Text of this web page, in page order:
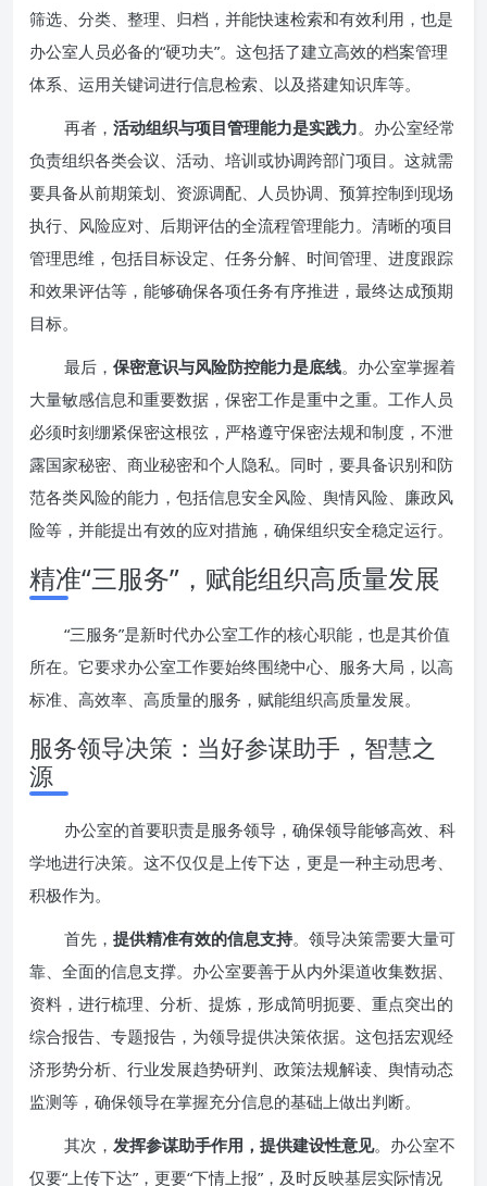
筛选、分类、整理、归档，并能快速检索和有效利用，也是
办公室人员必备的“硬功夫”。这包括了建立高效的档案管理
体系、运用关键词进行信息检索、以及搭建知识库等。
再者， 活动组织与项目管理能力是实践力。办公室经常
负责组织各类会议、活动、培训或协调跨部门项目。这就需
要具备从前期策划、资源调配、人员协调、预算控制到现场
执行、风险应对、后期评估的全流程管理能力。清晰的项目
管理思维，包括目标设定、任务分解、时间管理、进度跟踪
和效果评估等，能够确保各项任务有序推进，最终达成预期
目标。
最后， 保密意识与风险防控能力是底线。办公室掌握着
大量敏感信息和重要数据，保密工作是重中之重。工作人员
必须时刻绷紧保密这根弦，严格遵守保密法规和制度，不泄
露国家秘密、商业秘密和个人隐私。同时，要具备识别和防
范各类风险的能力，包括信息安全风险、舆情风险、廉政风
险等，并能提出有效的应对措施，确保组织安全稳定运行。
精准“三服务”，赋能组织高质量发展
“三服务”是新时代办公室工作的核心职能，也是其价值
所在。它要求办公室工作要始终围绕中心、服务大局，以高
标准、高效率、高质量的服务，赋能组织高质量发展。
服务领导决策：当好参谋助手，智慧之
源
办公室的首要职责是服务领导，确保领导能够高效、科
学地进行决策。这不仅仅是上传下达，更是一种主动思考、
积极作为。
首先， 提供精准有效的信息支持。领导决策需要大量可
靠、全面的信息支撑。办公室要善于从内外渠道收集数据、
资料，进行梳理、分析、提炼，形成简明扼要、重点突出的
综合报告、专题报告，为领导提供决策依据。这包括宏观经
济形势分析、行业发展趋势研判、政策法规解读、舆情动态
监测等，确保领导在掌握充分信息的基础上做出判断。
其次， 发挥参谋助手作用，提供建设性意见。办公室不
仅要“上传下达”，更要“下情上报”，及时反映基层实际情况